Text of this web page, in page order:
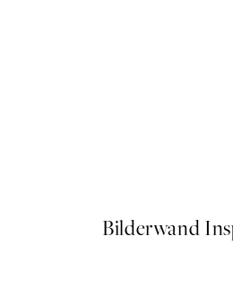
Bilderwand